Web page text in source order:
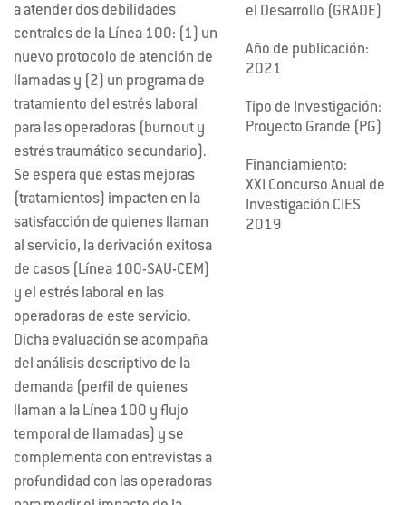
a atender dos debilidades
centrales de la Línea 100: (1) un
nuevo protocolo de atención de
llamadas y (2) un programa de
tratamiento del estrés laboral
para las operadoras (burnout y
estrés traumático secundario).
Se espera que estas mejoras
(tratamientos) impacten en la
satisfacción de quienes llaman
al servicio, la derivación exitosa
de casos (Línea 100-SAU-CEM)
y el estrés laboral en las
operadoras de este servicio.
Dicha evaluación se acompaña
del análisis descriptivo de la
demanda (perfil de quienes
llaman a la Línea 100 y flujo
temporal de llamadas) y se
complementa con entrevistas a
profundidad con las operadoras
el Desarrollo (GRADE)
Año de publicación:
2021
Tipo de Investigación:
Proyecto Grande (PG)
Financiamiento:
XXI Concurso Anual de
Investigación CIES
2019